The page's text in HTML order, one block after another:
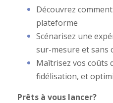
Découvrez
plateforme
Scénarisez une
sur-mesure et sans
Maîtrisez vos coûts
fidélisation, et
Prêts à vous lancer?